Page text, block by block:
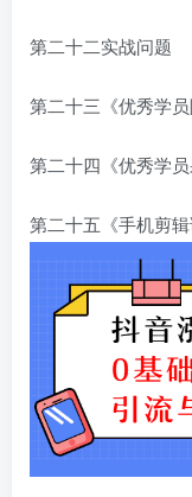
第二十二实战问题
第二十三《优秀学员
第二十四《优秀学员
第二十五《手机剪辑